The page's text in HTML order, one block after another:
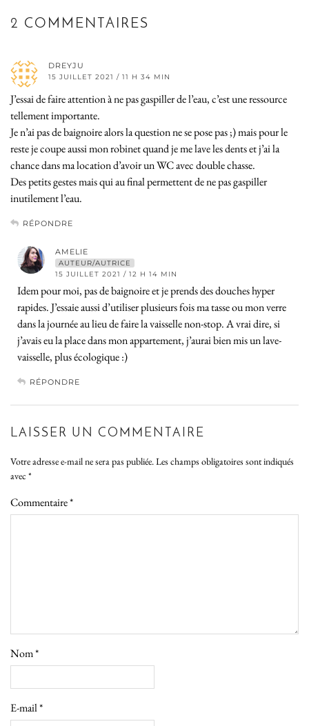
2 COMMENTAIRES
DREYJU
15 JUILLET 2021 / 11 H 34 MIN
J’essai de faire attention à ne pas gaspiller de l’eau, c’est une ressource
tellement importante.
Je n’ai pas de baignoire alors la question ne se pose pas ;) mais pour le
reste je coupe aussi mon robinet quand je me lave les dents et j’ai la
chance dans ma location d’avoir un WC avec double chasse.
Des petits gestes mais qui au final permettent de ne pas gaspiller
inutilement l’eau.
RÉPONDRE
AMELIE
AUTEUR/AUTRICE
15 JUILLET 2021 / 12 H 14 MIN
Idem pour moi, pas de baignoire et je prends des douches hyper
rapides. J’essaie aussi d’utiliser plusieurs fois ma tasse ou mon verre
dans la journée au lieu de faire la vaisselle non-stop. A vrai dire, si
j’avais eu la place dans mon appartement, j’aurai bien mis un lave-
vaisselle, plus écologique :)
RÉPONDRE
LAISSER UN COMMENTAIRE
Votre adresse e-mail ne sera pas publiée.Les champs obligatoires sont indiqués
avec *
Commentaire*
Nom*
E-mail*